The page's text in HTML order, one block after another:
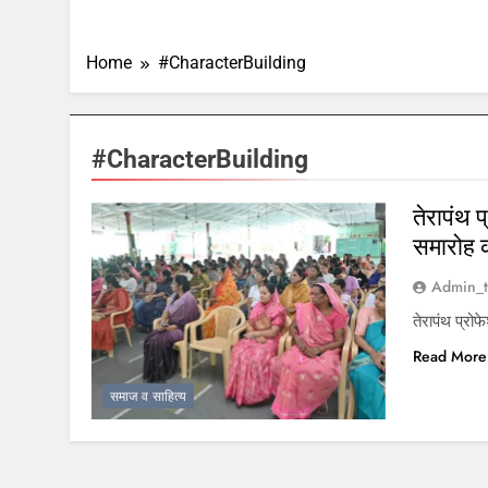
Home #CharacterBuilding
#CharacterBuilding
समाज व साहित्य
तेरापंथ
तेरापंथ
Read More